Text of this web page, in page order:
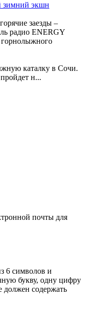
зимний экшн
заезды –
радио ENERGY
горнолыжного
каталку в Сочи.
н...
почты для
6 символов и
букву, одну цифру
содержать